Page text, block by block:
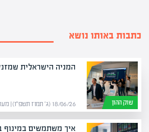
כתבות באותו נושא
שוק ההון
המניה הישראלית שמזנקת
18/06/26 (ג׳ תמוז תשפ״ו) | מערכת אפיק
איך משתמשים במינוף